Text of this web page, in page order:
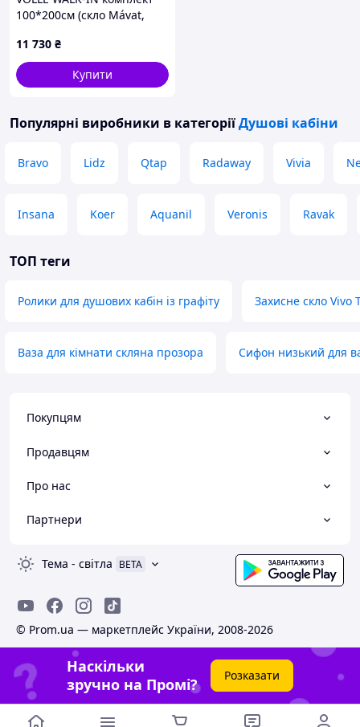
100*200см (скло Mávat,
мат)
11 730 ₴
Купити
Популярні виробники в категоріїДушові кабіни
Bravo Lidz Qtap Radaway Vivia
Insana Koer Aquanil Veronis Ravak
ТОП теги
Ролики для душових кабін із графіту Захисне скло Vivo
Ваза для кімнати скляна прозора Сифон низький для
Покупцям
Продавцям
Про нас
Партнери
Тема - світла BETA
© Prom.ua — маркетплейс України, 2008-2026
Наскільки
зручно на Промі?
Розказати